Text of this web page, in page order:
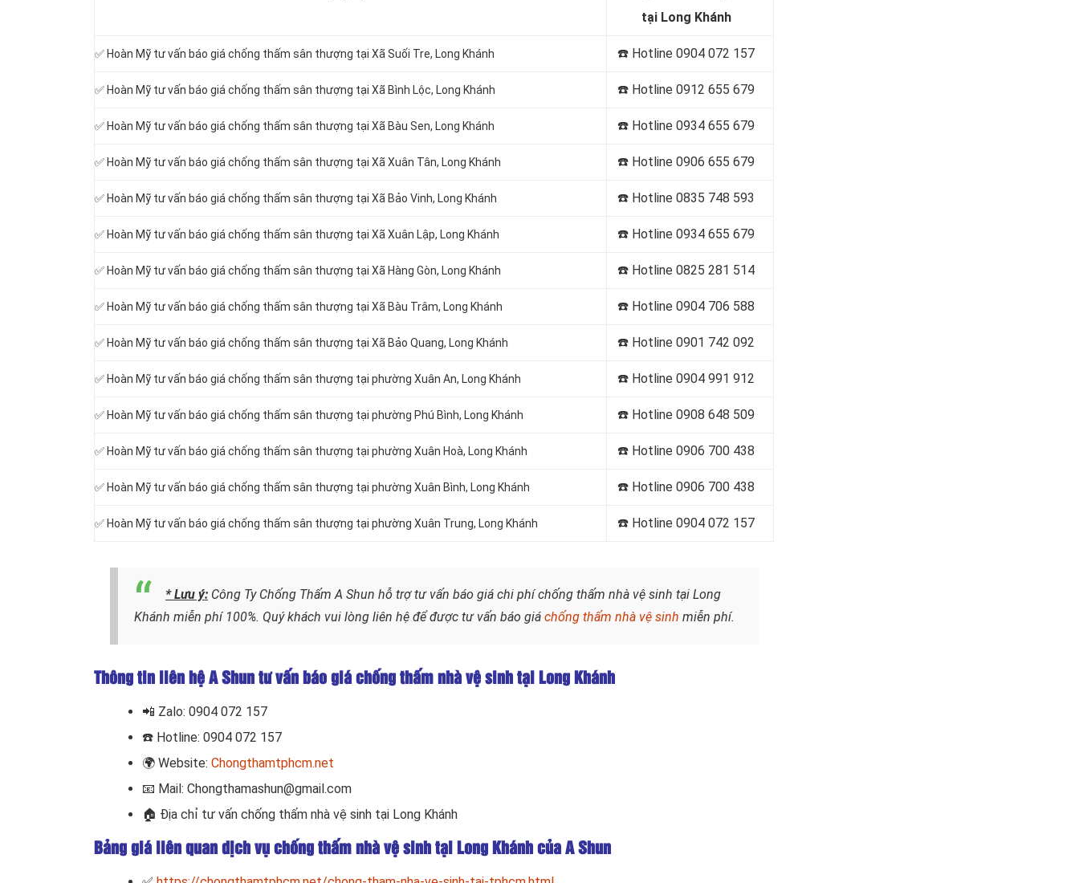
tại Long Khánh
✅ Hoàn Mỹ tư vấn báo giá chống thấm sân thượng tại Xã Suối Tre, Long Khánh ☎️ Hotline 0904 072 157
✅ Hoàn Mỹ tư vấn báo giá chống thấm sân thượng tại Xã Bình Lộc, Long Khánh ☎️ Hotline 0912 655 679
✅ Hoàn Mỹ tư vấn báo giá chống thấm sân thượng tại Xã Bàu Sen, Long Khánh ☎️ Hotline 0934 655 679
✅ Hoàn Mỹ tư vấn báo giá chống thấm sân thượng tại Xã Xuân Tân, Long Khánh ☎️ Hotline 0906 655 679
✅ Hoàn Mỹ tư vấn báo giá chống thấm sân thượng tại Xã Bảo Vinh, Long Khánh ☎️ Hotline 0835 748 593
✅ Hoàn Mỹ tư vấn báo giá chống thấm sân thượng tại Xã Xuân Lập, Long Khánh ☎️ Hotline 0934 655 679
✅ Hoàn Mỹ tư vấn báo giá chống thấm sân thượng tại Xã Hàng Gòn, Long Khánh ☎️ Hotline 0825 281 514
✅ Hoàn Mỹ tư vấn báo giá chống thấm sân thượng tại Xã Bàu Trâm, Long Khánh ☎️ Hotline 0904 706 588
✅ Hoàn Mỹ tư vấn báo giá chống thấm sân thượng tại Xã Bảo Quang, Long Khánh ☎️ Hotline 0901 742 092
✅ Hoàn Mỹ tư vấn báo giá chống thấm sân thượng tại phường Xuân An, Long Khánh ☎️ Hotline 0904 991 912
✅ Hoàn Mỹ tư vấn báo giá chống thấm sân thượng tại phường Phú Bình, Long Khánh ☎️ Hotline 0908 648 509
✅ Hoàn Mỹ tư vấn báo giá chống thấm sân thượng tại phường Xuân Hoà, Long Khánh ☎️ Hotline 0906 700 438
✅ Hoàn Mỹ tư vấn báo giá chống thấm sân thượng tại phường Xuân Bình, Long Khánh ☎️ Hotline 0906 700 438
✅ Hoàn Mỹ tư vấn báo giá chống thấm sân thượng tại phường Xuân Trung, Long Khánh ☎️ Hotline 0904 072 157
* Lưu ý: Công Ty Chống Thấm A Shun hỗ trợ tư vấn báo giá chi phí chống thấm nhà vệ sinh tại Long
Khánh miễn phí 100%. Quý khách vui lòng liên hệ để được tư vấn báo giá chống thấm nhà vệ sinh miễn phí.
Thông tin liên hệ A Shun tư vấn báo giá chống thấm nhà vệ sinh tại Long Khánh
📲 Zalo: 0904 072 157
☎️ Hotline: 0904 072 157
🌍 Website: Chongthamtphcm.net
📧 Mail: Chongthamashun@gmail.com
🏠 Địa chỉ tư vấn chống thấm nhà vệ sinh tại Long Khánh
Bảng giá liên quan dịch vụ chống thấm nhà vệ sinh tại Long Khánh của A Shun